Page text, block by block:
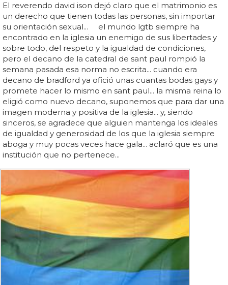
El reverendo david ison dejó claro que el matrimonio es
un derecho que tienen todas las personas, sin importar
su orientación sexual... el mundo lgtb siempre ha
encontrado en la iglesia un enemigo de sus libertades y
sobre todo, del respeto y la igualdad de condiciones,
pero el decano de la catedral de sant paul rompió la
semana pasada esa norma no escrita... cuando era
decano de bradford ya ofició unas cuantas bodas gays y
promete hacer lo mismo en sant paul... la misma reina lo
eligió como nuevo decano, suponemos que para dar una
imagen moderna y positiva de la iglesia... y, siendo
sinceros, se agradece que alguien mantenga los ideales
de igualdad y generosidad de los que la iglesia siempre
aboga y muy pocas veces hace gala... aclaró que es una
institución que no pertenece...